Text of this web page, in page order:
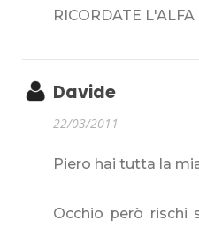
RICORDATE L'ALFA
Davide
22/03/2011
Piero hai tutta la
Occhio però rischi